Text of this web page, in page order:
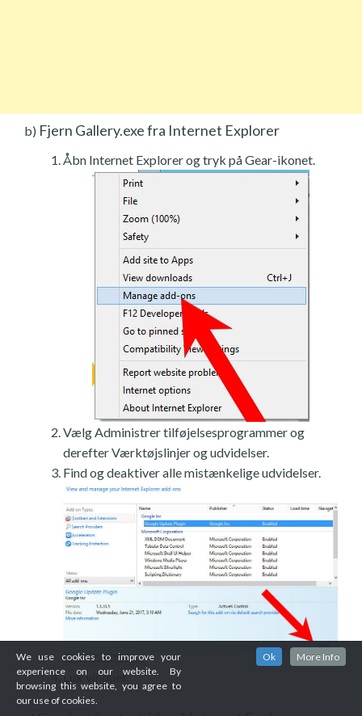
b) Fjern Gallery.exe fra Internet Explorer
Åbn Internet Explorer og tryk på Gear-ikonet.
Vælg Administrer tilføjelsesprogrammer og
derefter Værktøjslinjer og udvidelser.
Find og deaktiver alle mistænkelige udvidelser.
Luk vinduet.
We use cookies to improve your
experience on our website. By
browsing this website, you agree to
our use of cookies.
Ok More Info